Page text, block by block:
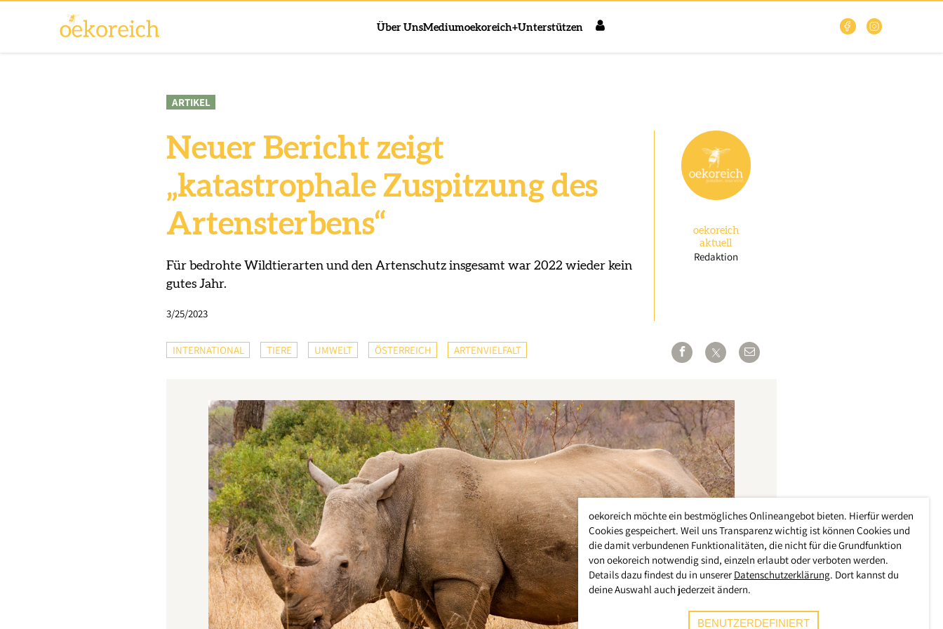
Über UnsMediumoekoreich+Unterstützen
ARTIKEL
Neuer Bericht zeigt
„katastrophale Zuspitzung des
Artensterbens“
Für bedrohte Wildtierarten und den Artenschutz insgesamt war 2022 wieder kein
gutes Jahr.
3/25/2023
oekoreich
aktuell
Redaktion
INTERNATIONAL TIERE UMWELT ÖSTERREICH ARTENVIELFALT
oekoreich möchte ein bestmögliches Onlineangebot bieten. Hierfür werden
Cookies gespeichert. Weil uns Transparenz wichtig ist können Cookies und
die damit verbundenen Funktionalitäten, die nicht für die Grundfunktion
von oekoreich notwendig sind, einzeln erlaubt oder verboten werden.
Details dazu findest du in unserer Datenschutzerklärung. Dort kannst du
deine Auswahl auch jederzeit ändern.
BENUTZERDEFINIERT